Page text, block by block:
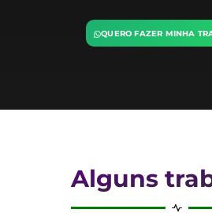
QUERO FAZER MINHA
Alguns